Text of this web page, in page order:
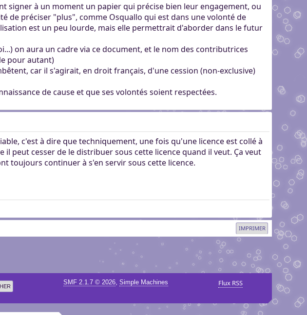
signer à un moment un papier qui précise bien leur engagement, ou
de préciser "plus", comme Osquallo qui est dans une volonté de
est un peu lourde, mais elle permettrait d'aborder dans le futur
on aura un cadre via ce document, et le nom des contributrices
pour autant)
car il s'agirait, en droit français, d'une cession (non-exclusive)
de cause et que ses volontés soient respectées.
c'est à dire que techniquement, une fois qu'une licence est collé à
peut cesser de le distribuer sous cette licence quand il veut. Ça veut
toujours continuer à s'en servir sous cette licence.
IMPRIMER
SMF 2.1.7 © 2026 ,Simple Machines Flux RSS